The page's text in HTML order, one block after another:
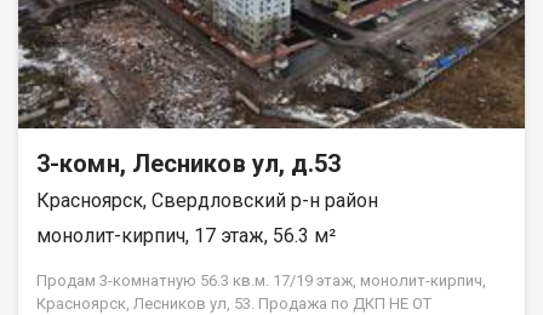
3-комн, Лесников ул, д.53
Красноярск, Свердловский р-н район
монолит-кирпич, 17 этаж, 56.3 м²
Продам 3-комнатную 56.3 кв.м. 17/19 этаж, монолит-кирпич,
Красноярск, Лесников ул, 53. Продажа по ДКП НЕ ОТ